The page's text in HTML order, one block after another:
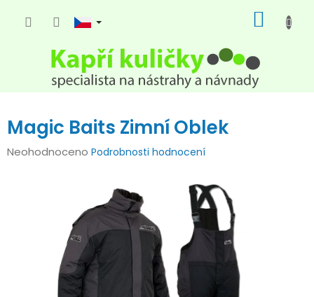
KOŠÍK
Magic Baits Zimní Oblek
Průměrné
Neohodnoceno Podrobnosti hodnocení